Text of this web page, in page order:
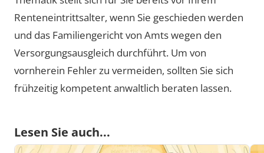
Renteneintrittsalter, wenn Sie geschieden werden
und das Familiengericht von Amts wegen den
Versorgungsausgleich durchführt. Um von
vornherein Fehler zu vermeiden, sollten Sie sich
frühzeitig kompetent anwaltlich beraten lassen.
Lesen Sie auch...